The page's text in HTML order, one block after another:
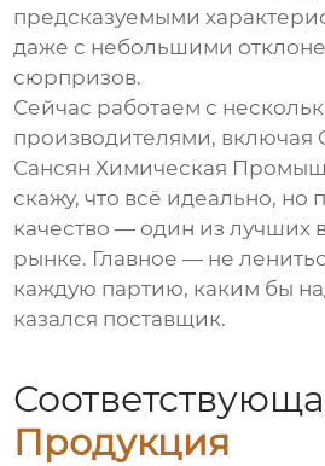
предсказуемыми
даже с небольшими
сюрпризов.
Сейчас работаем с
производителями, включая
Сансян Химическая
скажу, что всё идеально, но
качество — один из лучших
рынке. Главное — не
каждую партию, каким бы
казался поставщик.
Продукция